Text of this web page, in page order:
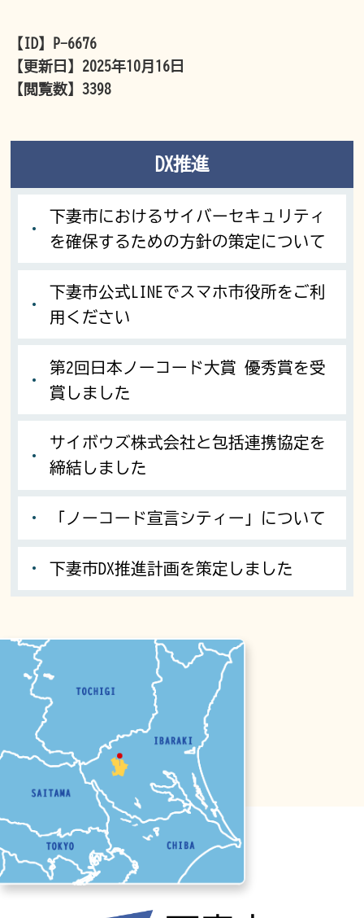
【ID】
P-6676
【更新日】 2025年10月16日
【閲覧数】3398
DX推進
下妻市におけるサイバーセキュリティ
を確保するための方針の策定について
下妻市公式LINEでスマホ市役所をご利
用ください
第2回日本ノーコード大賞 優秀賞を受
賞しました
サイボウズ株式会社と包括連携協定を
締結しました
「ノーコード宣言シティー」について
下妻市DX推進計画を策定しました